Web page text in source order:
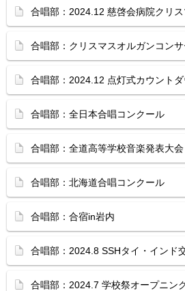
合唱部：2024.12 慈啓会病院クリ
合唱部：クリスマスオルガンコンサ
合唱部：2024.12 点灯式カウントダ
合唱部：全日本合唱コンクール
合唱部：全道高等学校音楽発表大会
合唱部：北海道合唱コンクール
合唱部：合宿in岩内
合唱部：2024.8 SSHタイ・インド
合唱部：2024.7 学校祭オープニン